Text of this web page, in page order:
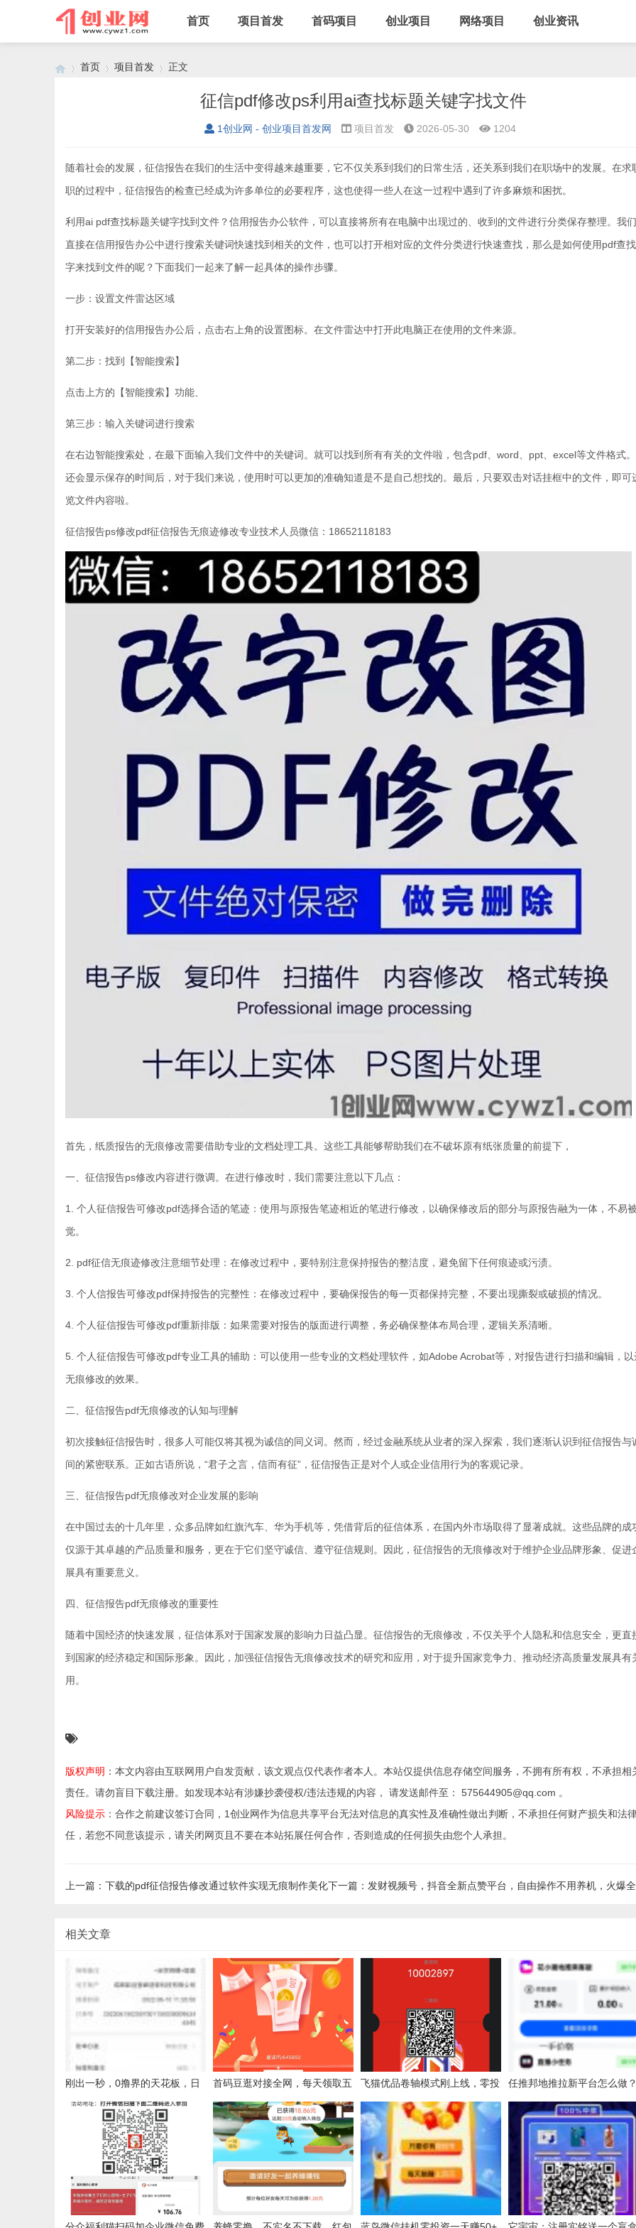
首页 项目首发 首码项目 创业项目 网络项目 创业资讯
首页 项目首发 正文
征信pdf修改ps利用ai查找标题关键字找文件
1创业网 - 创业项目首发网 项目首发 2026-05-30 1204
随着社会的发展，征信报告在我们的生活中变得越来越重要，它不仅关系到我们的日常生活，还关系到我们在职场中的发展。在求
职的过程中，征信报告的检查已经成为许多单位的必要程序，这也使得一些人在这一过程中遇到了许多麻烦和困扰。
利用ai pdf查找标题关键字找到文件？信用报告办公软件，可以直接将所有在电脑中出现过的、收到的文件进行分类保存整理。我
直接在信用报告办公中进行搜索关键词快速找到相关的文件，也可以打开相对应的文件分类进行快速查找，那么是如何使用pdf查
字来找到文件的呢？下面我们一起来了解一起具体的操作步骤。
一步：设置文件雷达区域
打开安装好的信用报告办公后，点击右上角的设置图标。在文件雷达中打开此电脑正在使用的文件来源。
第二步：找到【智能搜索】
点击上方的【智能搜索】功能、
第三步：输入关键词进行搜索
在右边智能搜索处，在最下面输入我们文件中的关键词。就可以找到所有有关的文件啦，包含pdf、word、ppt、excel等文件格式
还会显示保存的时间后，对于我们来说，使用时可以更加的准确知道是不是自己想找的。最后，只要双击对话挂框中的文件，即可
览文件内容啦。
征信报告ps修改pdf征信报告无痕迹修改专业技术人员微信：18652118183
首先，纸质报告的无痕修改需要借助专业的文档处理工具。这些工具能够帮助我们在不破坏原有纸张质量的前提下，
一、征信报告ps修改内容进行微调。在进行修改时，我们需要注意以下几点：
1. 个人征信报告可修改pdf选择合适的笔迹：使用与原报告笔迹相近的笔进行修改，以确保修改后的部分与原报告融为一体，不易
觉。
2. pdf征信无痕迹修改注意细节处理：在修改过程中，要特别注意保持报告的整洁度，避免留下任何痕迹或污渍。
3. 个人信报告可修改pdf保持报告的完整性：在修改过程中，要确保报告的每一页都保持完整，不要出现撕裂或破损的情况。
4. 个人征信报告可修改pdf重新排版：如果需要对报告的版面进行调整，务必确保整体布局合理，逻辑关系清晰。
5. 个人征信报告可修改pdf专业工具的辅助：可以使用一些专业的文档处理软件，如Adobe Acrobat等，对报告进行扫描和编辑，以
无痕修改的效果。
二、征信报告pdf无痕修改的认知与理解
初次接触征信报告时，很多人可能仅将其视为诚信的同义词。然而，经过金融系统从业者的深入探索，我们逐渐认识到征信报告与
间的紧密联系。正如古语所说，“君子之言，信而有征”，征信报告正是对个人或企业信用行为的客观记录。
三、征信报告pdf无痕修改对企业发展的影响
在中国过去的十几年里，众多品牌如红旗汽车、华为手机等，凭借背后的征信体系，在国内外市场取得了显著成就。这些品牌的成
仅源于其卓越的产品质量和服务，更在于它们坚守诚信、遵守征信规则。因此，征信报告的无痕修改对于维护企业品牌形象、促进
展具有重要意义。
四、征信报告pdf无痕修改的重要性
随着中国经济的快速发展，征信体系对于国家发展的影响力日益凸显。征信报告的无痕修改，不仅关乎个人隐私和信息安全，更直
到国家的经济稳定和国际形象。因此，加强征信报告无痕修改技术的研究和应用，对于提升国家竞争力、推动经济高质量发展具有
用。
版权声明 ：本文内容由互联网用户自发贡献，该文观点仅代表作者本人。本站仅提供信息存储空间服务，不拥有所有权，不承担相
责任。请勿盲目下载注册。如发现本站有涉嫌抄袭侵权/违法违规的内容， 请发送邮件至： 575644905@qq.com 。
风险提示 ：合作之前建议签订合同，1创业网作为信息共享平台无法对信息的真实性及准确性做出判断，不承担任何财产损失和法
任，若您不同意该提示，请关闭网页且不要在本站拓展任何合作，否则造成的任何损失由您个人承担。
上一篇：下载的pdf征信报告修改通过软件实现无痕制作美化下一篇：发财视频号，抖音全新点赞平台，自由操作不用养机，火爆
相关文章
刚出一秒，0撸界的天花板，日
入12元，亲测提现已到账
首码豆逛对接全网，每天领取五
元，免费拿区域代理哦
飞猫优品卷轴模式刚上线，零投
资每天用2分钟让你多一份收
入。
任推邦地推拉新平台怎么做
限代推广APP赚钱攻略指南！